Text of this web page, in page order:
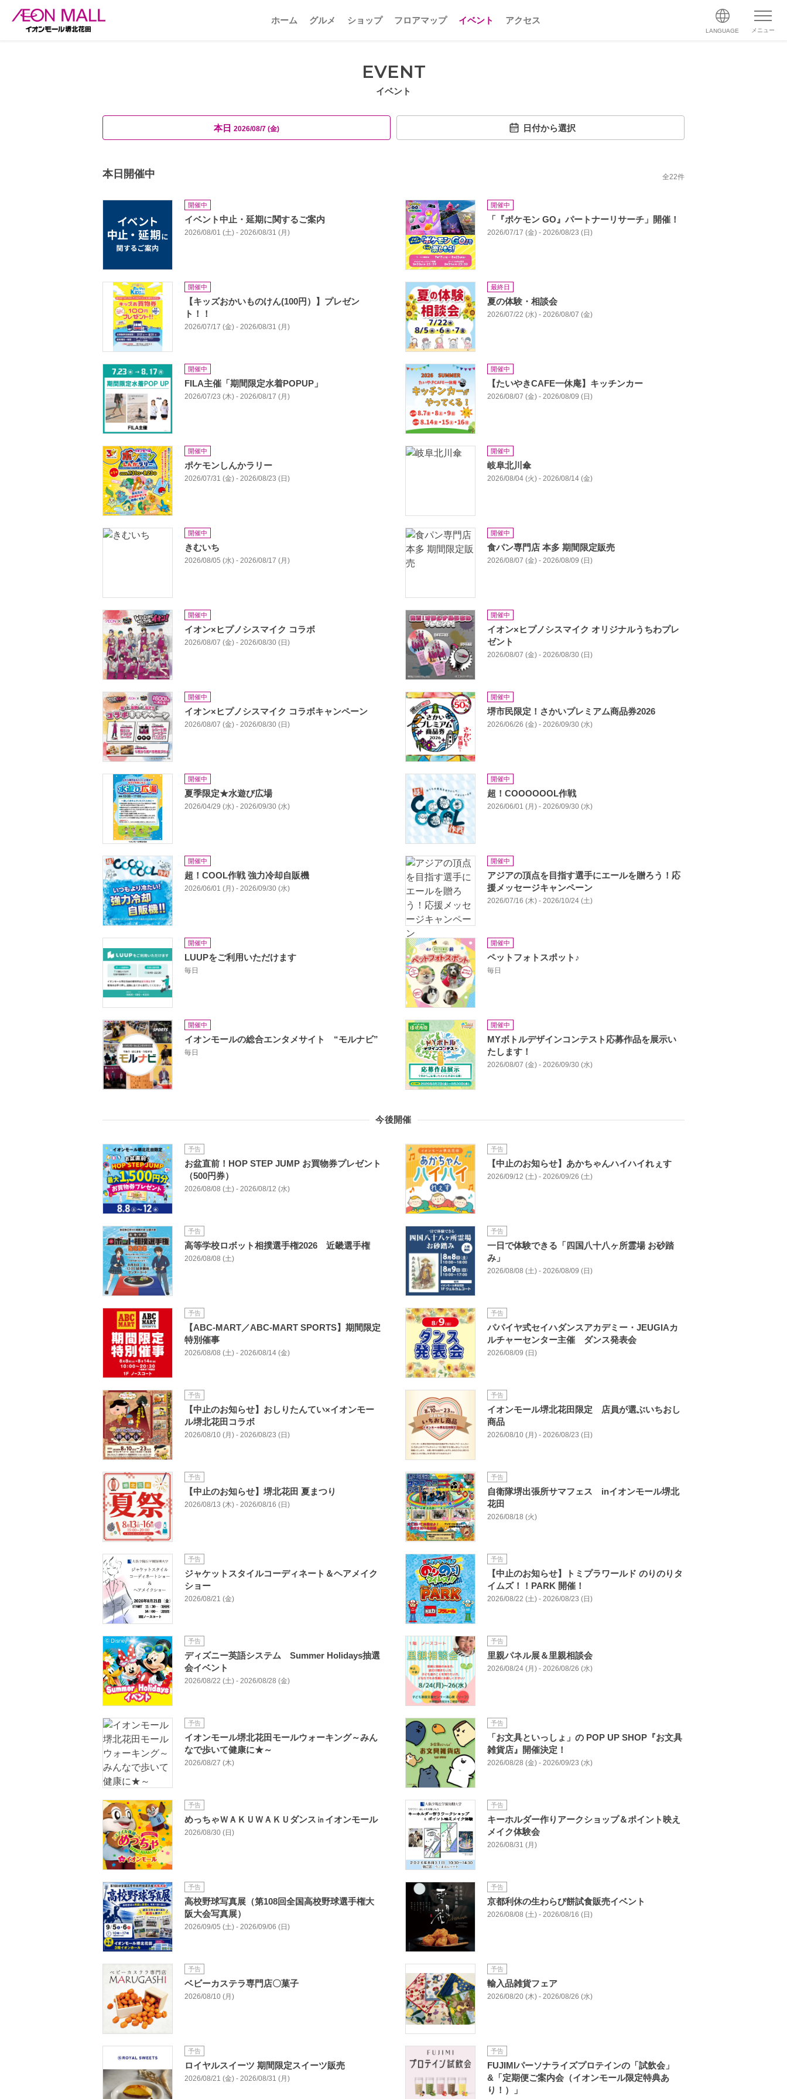
ホーム グルメ ショップ フロアマップ イベント アクセス
LANGUAGE メニュー
EVENT
イベント
本日 2026/08/7 (金) 日付から選択
本日開催中 全22件
開催中
イベント中止・延期に関するご案内
2026/08/01 (土) - 2026/08/31 (月)
開催中
「『ポケモン GO』パートナーリサーチ」開催！
2026/07/17 (金) - 2026/08/23 (日)
開催中
【キッズおかいものけん(100円）】プレゼン
ト！！
2026/07/17 (金) - 2026/08/31 (月)
最終日
夏の体験・相談会
2026/07/22 (水) - 2026/08/07 (金)
開催中
FILA主催「期間限定水着POPUP」
2026/07/23 (木) - 2026/08/17 (月)
開催中
【たいやきCAFE一休庵】キッチンカー
2026/08/07 (金) - 2026/08/09 (日)
開催中
ポケモンしんかラリー
2026/07/31 (金) - 2026/08/23 (日)
開催中
岐阜北川傘
2026/08/04 (火) - 2026/08/14 (金)
開催中
きむいち
2026/08/05 (水) - 2026/08/17 (月)
開催中
食パン専門店 本多 期間限定販売
2026/08/07 (金) - 2026/08/09 (日)
開催中
イオン×ヒプノシスマイク コラボ
2026/08/07 (金) - 2026/08/30 (日)
開催中
イオン×ヒプノシスマイク オリジナルうちわプレ
ゼント
2026/08/07 (金) - 2026/08/30 (日)
開催中
イオン×ヒプノシスマイク コラボキャンペーン
2026/08/07 (金) - 2026/08/30 (日)
開催中
堺市民限定！さかいプレミアム商品券2026
2026/06/26 (金) - 2026/09/30 (水)
開催中
夏季限定★水遊び広場
2026/04/29 (水) - 2026/09/30 (水)
開催中
超！COOOOOOL作戦
2026/06/01 (月) - 2026/09/30 (水)
開催中
超！COOL作戦 強力冷却自販機
2026/06/01 (月) - 2026/09/30 (水)
開催中
アジアの頂点を目指す選手にエールを贈ろう！応
援メッセージキャンペーン
2026/07/16 (木) - 2026/10/24 (土)
開催中
LUUPをご利用いただけます
毎日
開催中
ペットフォトスポット♪
毎日
開催中
イオンモールの総合エンタメサイト “モルナビ”
毎日
開催中
MYボトルデザインコンテスト応募作品を展⽰い
たします！
2026/08/07 (金) - 2026/09/30 (水)
今後開催
予告
お盆直前！HOP STEP JUMP お買物券プレゼント
（500円券）
2026/08/08 (土) - 2026/08/12 (水)
予告
【中止のお知らせ】あかちゃんハイハイれぇす
2026/09/12 (土) - 2026/09/26 (土)
予告
高等学校ロボット相撲選手権2026 近畿選手権
2026/08/08 (土)
予告
一日で体験できる「四国八十八ヶ所霊場 お砂踏
み」
2026/08/08 (土) - 2026/08/09 (日)
予告
【ABC-MART／ABC-MART SPORTS】期間限定
特別催事
2026/08/08 (土) - 2026/08/14 (金)
予告
パパイヤ式セイハダンスアカデミー・JEUGIAカ
ルチャーセンター主催 ダンス発表会
2026/08/09 (日)
予告
【中止のお知らせ】おしりたんてい×イオンモー
ル堺北花田コラボ
2026/08/10 (月) - 2026/08/23 (日)
予告
イオンモール堺北花田限定 店員が選ぶいちおし
商品
2026/08/10 (月) - 2026/08/23 (日)
予告
【中止のお知らせ】堺北花田 夏まつり
2026/08/13 (木) - 2026/08/16 (日)
予告
自衛隊堺出張所サマフェス inイオンモール堺北
花田
2026/08/18 (火)
予告
ジャケットスタイルコーディネート＆ヘアメイク
ショー
2026/08/21 (金)
予告
【中止のお知らせ】トミプラワールド のりのりタ
イムズ！！PARK 開催！
2026/08/22 (土) - 2026/08/23 (日)
予告
ディズニー英語システム Summer Holidays抽選
会イベント
2026/08/22 (土) - 2026/08/28 (金)
予告
里親パネル展＆里親相談会
2026/08/24 (月) - 2026/08/26 (水)
予告
イオンモール堺北花田モールウォーキング～みん
なで歩いて健康に★～
2026/08/27 (木)
予告
「お文具といっしょ」の POP UP SHOP『お文具
雑貨店』開催決定！
2026/08/28 (金) - 2026/09/23 (水)
予告
めっちゃＷＡＫＵＷＡＫＵダンス㏌イオンモール
2026/08/30 (日)
予告
キーホルダー作りアークショップ＆ポイント映え
メイク体験会
2026/08/31 (月)
予告
高校野球写真展（第108回全国高校野球選手権大
阪大会写真展）
2026/09/05 (土) - 2026/09/06 (日)
予告
京都利休の生わらび餅試食販売イベント
2026/08/08 (土) - 2026/08/16 (日)
予告
ベビーカステラ専門店〇菓子
2026/08/10 (月)
予告
輸入品雑貨フェア
2026/08/20 (木) - 2026/08/26 (水)
予告
ロイヤルスイーツ 期間限定スイーツ販売
2026/08/21 (金) - 2026/08/31 (月)
予告
FUJIMIパーソナライズプロテインの「試飲会」
&「定期便ご案内会（イオンモール限定特典あ
り！）」